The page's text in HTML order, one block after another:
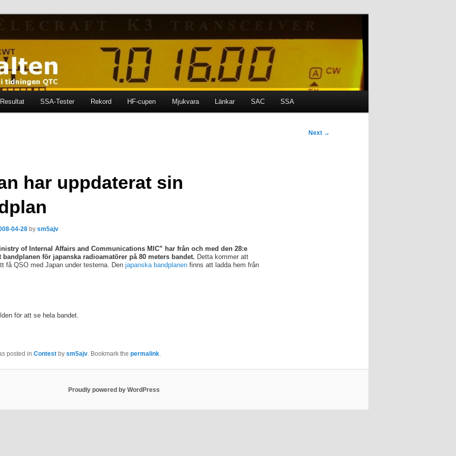
Resultat SSA-Tester Rekord HF-cupen Mjukvara Länkar SAC SSA
Next →
har uppdaterat sin
04-28 by sm5ajv
of Internal Affairs and Communications MIC” har från och med den 28:e
bandplanen för japanska radioamatörer på 80 meters bandet. Detta kommer att
få QSO med Japan under testerna. Den japanska bandplanenfinns att ladda hem från
för att se hela bandet.
posted in Contestby sm5ajv. Bookmark the permalink.
Proudly powered by WordPress